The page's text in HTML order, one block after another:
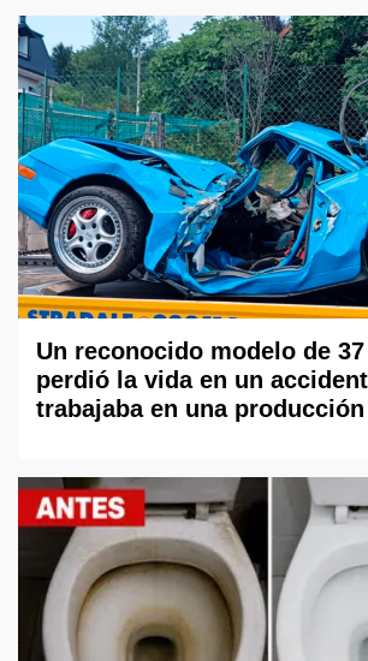
Un reconocido modelo de
perdió la vida en un
trabajaba en una producción